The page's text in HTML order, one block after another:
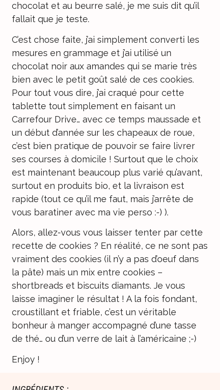
chocolat et au beurre salé, je me suis dit qu’il
fallait que je teste.
C’est chose faite, j’ai simplement converti les
mesures en grammage et j’ai utilisé un
chocolat noir aux amandes qui se marie très
bien avec le petit goût salé de ces cookies.
Pour tout vous dire, j’ai craqué pour cette
tablette tout simplement en faisant un
Carrefour Drive… avec ce temps maussade et
un début d’année sur les chapeaux de roue,
c’est bien pratique de pouvoir se faire livrer
ses courses à domicile ! Surtout que le choix
est maintenant beaucoup plus varié qu’avant,
surtout en produits bio, et la livraison est
rapide (tout ce qu’il me faut, mais j’arrête de
vous baratiner avec ma vie perso :-) ).
Alors, allez-vous vous laisser tenter par cette
recette de cookies ? En réalité, ce ne sont pas
vraiment des cookies (il n’y a pas d’oeuf dans
la pâte) mais un mix entre cookies –
shortbreads et biscuits diamants. Je vous
laisse imaginer le résultat ! A la fois fondant,
croustillant et friable, c’est un véritable
bonheur à manger accompagné d’une tasse
de thé… ou d’un verre de lait à l’américaine ;-)
Enjoy !